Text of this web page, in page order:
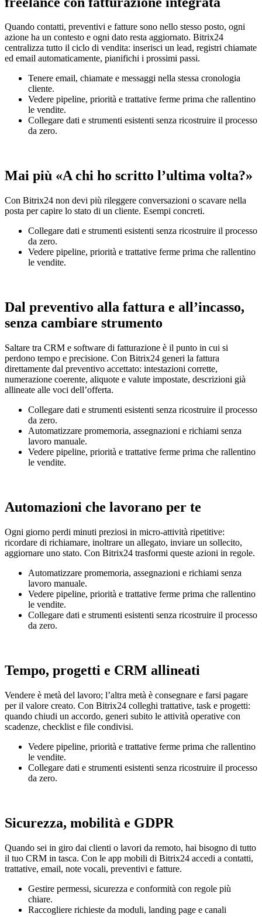
Quando contatti, preventivi e fatture sono nello stesso posto, ogni
azione ha un contesto e ogni dato resta aggiornato. Bitrix24
centralizza tutto il ciclo di vendita: inserisci un lead, registri chiamate
ed email automaticamente, pianifichi i prossimi passi.
Tenere email, chiamate e messaggi nella stessa cronologia
cliente.
Vedere pipeline, priorità e trattative ferme prima che rallentino
le vendite.
Collegare dati e strumenti esistenti senza ricostruire il processo
da zero.
Mai più «A chi ho scritto l’ultima volta?»
Con Bitrix24 non devi più rileggere conversazioni o scavare nella
posta per capire lo stato di un cliente. Esempi concreti.
Collegare dati e strumenti esistenti senza ricostruire il processo
da zero.
Vedere pipeline, priorità e trattative ferme prima che rallentino
le vendite.
Dal preventivo alla fattura e all’incasso,
senza cambiare strumento
Saltare tra CRM e software di fatturazione è il punto in cui si
perdono tempo e precisione. Con Bitrix24 generi la fattura
direttamente dal preventivo accettato: intestazioni corrette,
numerazione coerente, aliquote e valute impostate, descrizioni già
allineate alle voci dell’offerta.
Collegare dati e strumenti esistenti senza ricostruire il processo
da zero.
Automatizzare promemoria, assegnazioni e richiami senza
lavoro manuale.
Vedere pipeline, priorità e trattative ferme prima che rallentino
le vendite.
Automazioni che lavorano per te
Ogni giorno perdi minuti preziosi in micro-attività ripetitive:
ricordare di richiamare, inoltrare un allegato, inviare un sollecito,
aggiornare uno stato. Con Bitrix24 trasformi queste azioni in regole.
Automatizzare promemoria, assegnazioni e richiami senza
lavoro manuale.
Vedere pipeline, priorità e trattative ferme prima che rallentino
le vendite.
Collegare dati e strumenti esistenti senza ricostruire il processo
da zero.
Tempo, progetti e CRM allineati
Vendere è metà del lavoro; l’altra metà è consegnare e farsi pagare
per il valore creato. Con Bitrix24 colleghi trattative, task e progetti:
quando chiudi un accordo, generi subito le attività operative con
scadenze, checklist e file condivisi.
Vedere pipeline, priorità e trattative ferme prima che rallentino
le vendite.
Collegare dati e strumenti esistenti senza ricostruire il processo
da zero.
Sicurezza, mobilità e GDPR
Quando sei in giro dai clienti o lavori da remoto, hai bisogno di tutto
il tuo CRM in tasca. Con le app mobili di Bitrix24 accedi a contatti,
trattative, email, note vocali, preventivi e fatture.
Gestire permessi, sicurezza e conformità con regole più
chiare.
Raccogliere richieste da moduli, landing page e canali